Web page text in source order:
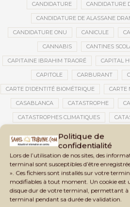
Politique de
confidentialité
Lors de l’utilisation de nos sites, des
terminal sont susceptibles d’être
». Ces fichiers sont installés sur votre
modifiables à tout moment. Un cookie est
disque dur de votre terminal, permettant à
terminal pendant sa durée de validation.
CANDIDATURE CANDIDATURE
CANDIDATURE DE ALASSANE
CANDIDATURE ONU CANICULE
CANNABIS CANTINES
CAPITAINE IBRAHIM TRAORÉ CAPITAL
CAPITOLE CARBURANT
CARTE D’IDENTITÉ BIOMÉTRIQUE CARTE
CASABLANCA CATASTROPHE
CATASTROPHES CLIMATIQUES
CEDEAO CÉDÉAO CEI
CEMAPI CEN-SNESUP
CENTRAFRIQUE
CENTRALE SOLAIRE DE SANANKOROBA
CENTRE D'INTELLIGENCE